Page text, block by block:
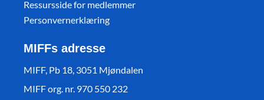
Ressursside for medlemmer
Personvernerklæring
MIFFs adresse
MIFF, Pb 18, 3051 Mjøndalen
MIFF org. nr. 970 550 232